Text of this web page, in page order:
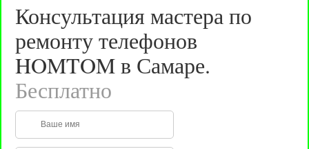
Консультация мастера по
ремонту телефонов
HOMTOM в Самаре.
Бесплатно